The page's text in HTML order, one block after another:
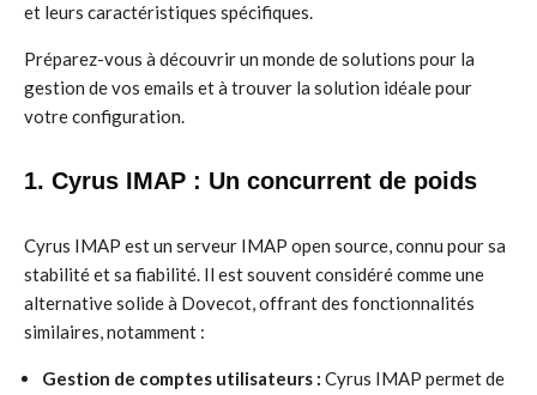
et leurs caractéristiques spécifiques.
Préparez-vous à découvrir un monde de solutions pour la
gestion de vos emails et à trouver la solution idéale pour
votre configuration.
1. Cyrus IMAP : Un concurrent de poids
Cyrus IMAP est un serveur IMAP open source, connu pour sa
stabilité et sa fiabilité. Il est souvent considéré comme une
alternative solide à Dovecot, offrant des fonctionnalités
similaires, notamment :
Gestion de comptes utilisateurs : Cyrus IMAP permet de